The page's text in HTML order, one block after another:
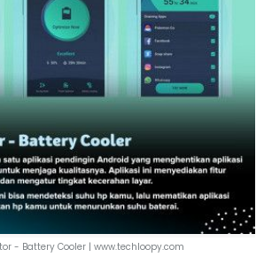
- Battery Cooler | www.techloopy.com